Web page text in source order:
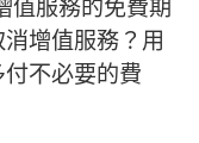
值服務的免費期
增值服務？用
不必要的費